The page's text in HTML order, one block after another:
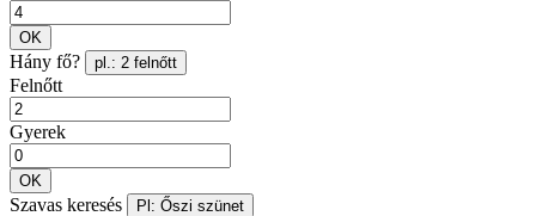
OK
Hány fő? pl.: 2 felnőtt
Felnőtt
Gyerek
OK
Szavas keresés Pl: Őszi szünet